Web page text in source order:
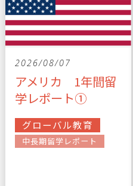
2026/08/07
アメリカ 1年間留
学レポート①
グローバル教育
中長期留学レポート